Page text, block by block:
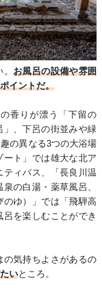
。お風呂の設備や雰囲
イントだ。
香りが漂う「下留の
、下呂の街並みや緑
の異なる3つの大浴場
ト」では雄大な北ア
ティバス、「長良川温
の白湯・薬草風呂、
ゆ）」では「飛騨高
を楽しむことができ
の気持ちよさがあるの
いところ。